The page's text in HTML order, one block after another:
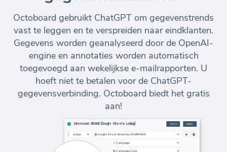
Octoboard gebruikt ChatGPT om gegevenstrends
vast te leggen en te verspreiden naar eindklanten.
Gegevens worden geanalyseerd door de OpenAI-
engine en annotaties worden automatisch
toegevoegd aan wekelijkse e-mailrapporten. U
hoeft niet te betalen voor de ChatGPT-
gegevensverbinding. Octoboard biedt het gratis
aan!